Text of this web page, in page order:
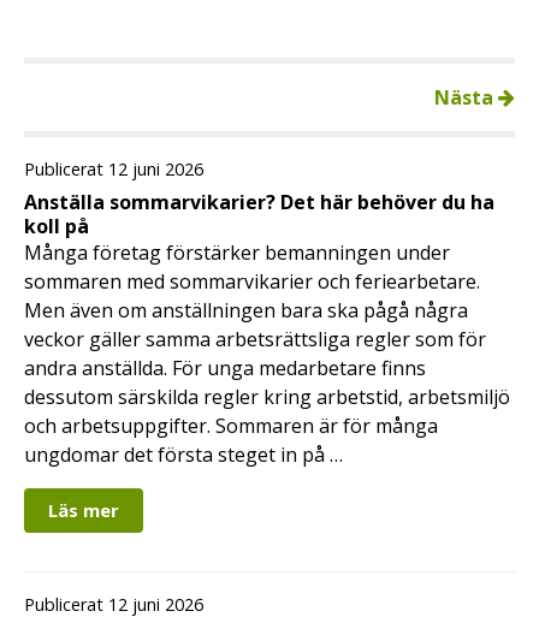
Nästa
Publicerat 12 juni 2026
Anställa sommarvikarier? Det här behöver du ha
koll på
Många företag förstärker bemanningen under
sommaren med sommarvikarier och feriearbetare.
Men även om anställningen bara ska pågå några
veckor gäller samma arbetsrättsliga regler som för
andra anställda. För unga medarbetare finns
dessutom särskilda regler kring arbetstid, arbetsmiljö
och arbetsuppgifter. Sommaren är för många
ungdomar det första steget in på …
Läs mer
Publicerat 12 juni 2026